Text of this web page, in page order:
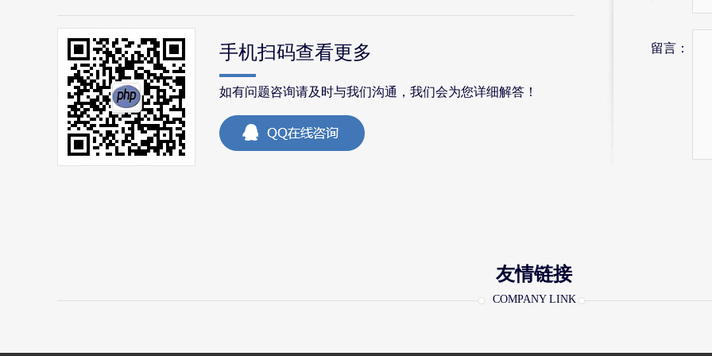
手机扫码查看更多
如有问题咨询请及时与我们沟通，我们会为您详细解答！
留言：
友情链接
COMPANY LINK